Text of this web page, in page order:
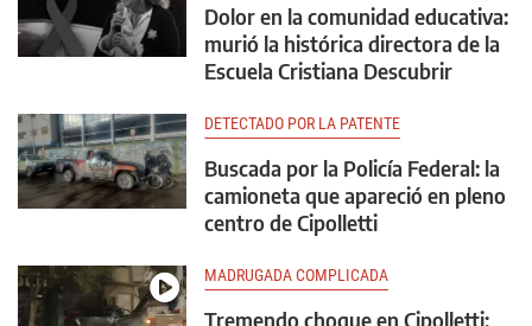
Dolor en la comunidad educativa:
murió la histórica directora de la
Escuela Cristiana Descubrir
DETECTADO POR LA PATENTE
Buscada por la Policía Federal: la
camioneta que apareció en pleno
centro de Cipolletti
MADRUGADA COMPLICADA
Tremendo choque en Cipolletti: